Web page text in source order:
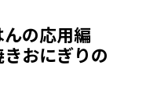
の応用編
きおにぎりの